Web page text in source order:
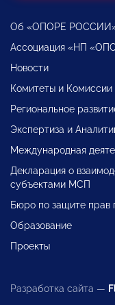
Об «ОПОРЕ
Ассоциация «НП
Новости
Комитеты и Комиссии
Региональное
Экспертиза и
Международная
Декларация о
субъектами МСП
Бюро по защите прав
Образование
Проекты
Разработка сайта —